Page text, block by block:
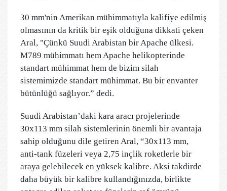
30 mm'nin Amerikan mühimmatıyla kalifiye edilmiş
olmasının da kritik bir eşik olduğuna dikkati çeken
Aral, "Çünkü Suudi Arabistan bir Apache ülkesi.
M789 mühimmatı hem Apache helikopterinde
standart mühimmat hem de bizim silah
sistemimizde standart mühimmat. Bu bir envanter
bütünlüğü sağlıyor.” dedi.
Suudi Arabistan’daki kara aracı projelerinde
30x113 mm silah sistemlerinin önemli bir avantaja
sahip olduğunu dile getiren Aral, “30x113 mm,
anti-tank füzeleri veya 2,75 inçlik roketlerle bir
araya gelebilecek en yüksek kalibre. Aksi takdirde
daha büyük bir kalibre kullandığınızda, birlikte